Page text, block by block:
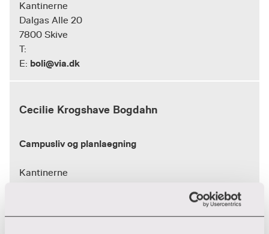
Kantinerne
Dalgas Alle 20
7800 Skive
T:
E: boli@via.dk
Cecilie Krogshave Bogdahn
Campusliv og planlaegning
Kantinerne
T: